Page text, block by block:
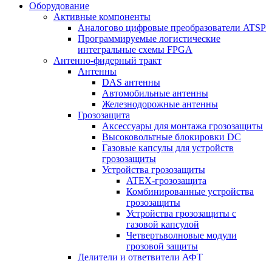
Оборудование
Активные компоненты
Аналогово цифровые преобразователи ATSP
Программируемые логистические
интегральные схемы FPGA
Антенно-фидерный тракт
Антенны
DAS антенны
Автомобильные антенны
Железнодорожные антенны
Грозозащита
Аксессуары для монтажа грозозащиты
Высоковольтные блокировки DC
Газовые капсулы для устройств
грозозащиты
Устройства грозозащиты
ATEX-грозозащита
Комбинированные устройства
грозозащиты
Устройства грозозащиты с
газовой капсулой
Четвертьволновые модули
грозовой защиты
Делители и ответвители АФТ